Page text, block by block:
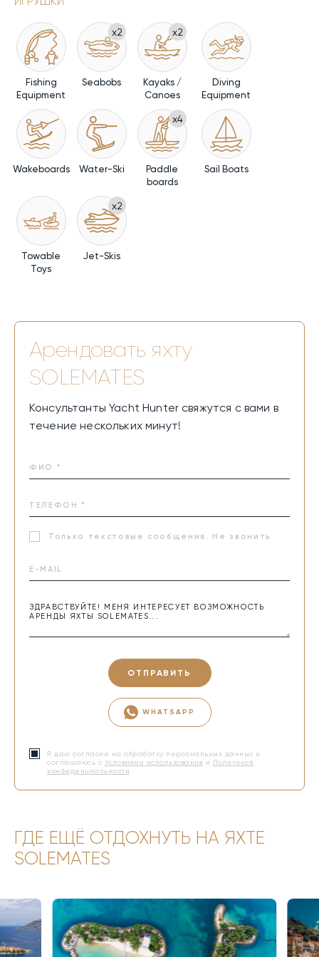
Fishing
Equipment
x2
Seabobs
x2
Kayaks /
Canoes
Diving
Equipment
Wakeboards Water-Ski
x4
Paddle
boards
Sail Boats
Towable
Toys
x2
Jet-Skis
Арендовать яхту
SOLEMATES
Консультанты Yacht Hunter свяжутся с вами в
течение нескольких минут!
Только текстовые сообщения. Не звонить
ОТПРАВИТЬ
WHATSAPP
Я даю согласие на обработку персональных данных и
соглашаюсь с Условиями использования и Политикой
конфиденциальности
ГДЕ ЕЩЁ ОТДОХНУТЬ НА ЯХТЕ
SOLEMATES